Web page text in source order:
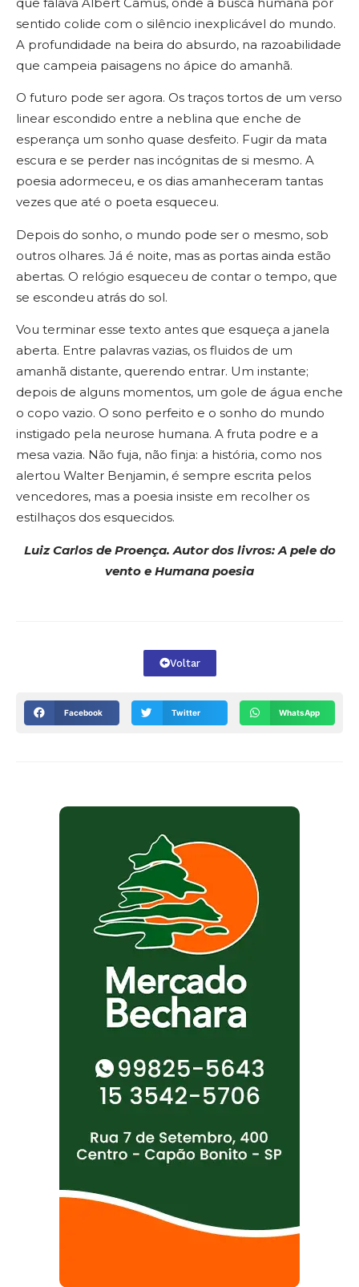
sentido colide com o silêncio inexplicável do mundo.
A profundidade na beira do absurdo, na razoabilidade
que campeia paisagens no ápice do amanhã.
O futuro pode ser agora. Os traços tortos de um verso
linear escondido entre a neblina que enche de
esperança um sonho quase desfeito. Fugir da mata
escura e se perder nas incógnitas de si mesmo. A
poesia adormeceu, e os dias amanheceram tantas
vezes que até o poeta esqueceu.
Depois do sonho, o mundo pode ser o mesmo, sob
outros olhares. Já é noite, mas as portas ainda estão
abertas. O relógio esqueceu de contar o tempo, que
se escondeu atrás do sol.
Vou terminar esse texto antes que esqueça a janela
aberta. Entre palavras vazias, os fluidos de um
amanhã distante, querendo entrar. Um instante;
depois de alguns momentos, um gole de água enche
o copo vazio. O sono perfeito e o sonho do mundo
instigado pela neurose humana. A fruta podre e a
mesa vazia. Não fuja, não finja: a história, como nos
alertou Walter Benjamin, é sempre escrita pelos
vencedores, mas a poesia insiste em recolher os
estilhaços dos esquecidos.
Luiz Carlos de Proença. Autor dos livros: A pele do
vento e Humana poesia
Voltar
Facebook Twitter WhatsApp